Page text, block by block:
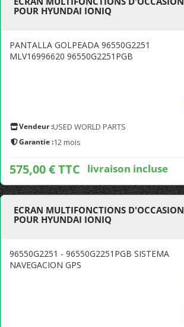
POUR HYUNDAI IONIQ
PANTALLA GOLPEADA 96550G2251
MLV16996620 96550G2251PGB
Vendeur :USED WORLD PARTS
Garantie :12 mois
575,00 € TTC livraison incluse
ECRAN MULTIFONCTIONS D'OCCASION
POUR HYUNDAI IONIQ
96550G2251 - 96550G2251PGB SISTEMA
NAVEGACION GPS